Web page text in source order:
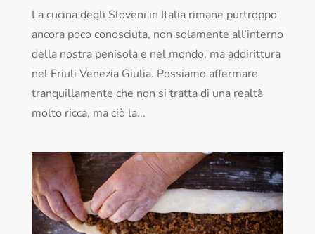
La cucina degli Sloveni in Italia rimane purtroppo
ancora poco conosciuta, non solamente all’interno
della nostra penisola e nel mondo, ma addirittura
nel Friuli Venezia Giulia. Possiamo affermare
tranquillamente che non si tratta di una realtà
molto ricca, ma ciò la...